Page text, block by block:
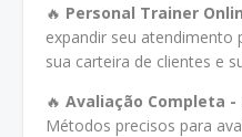
🔥 Personal Trainer
expandir seu atendimento
sua carteira de clientes e
🔥 Avaliação Completa
Métodos precisos para